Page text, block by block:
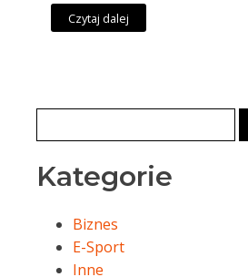
Czytaj dalej
Kategorie
Biznes
E-Sport
Inne